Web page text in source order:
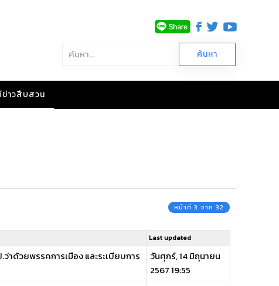
าวสืบสวน
หน้าที่ 3 จาก 32
Last updated
าด้วยพรรคการเมือง และระเบียบการ
วันศุกร์, 14 มิถุนายน
2567 19:55